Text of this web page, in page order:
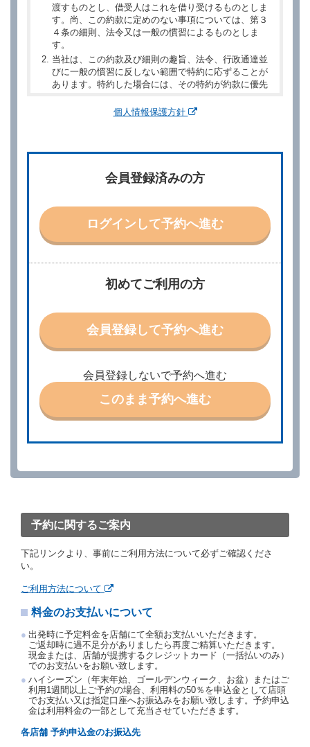
渡すものとし、借受人はこれを借り受けるものとしま
す。尚、この約款に定めのない事項については、第３
４条の細則、法令又は一般の慣習によるものとしま
す。
当社は、この約款及び細則の趣旨、法令、行政通達並
びに一般の慣習に反しない範囲で特約に応ずることが
あります。特約した場合には、その特約が約款に優先
別に定める料金表等に同意のうえ、別に定める方法に
他の借受条件（以下「借受条件」といいます。）を明
示して予約の申込みを行うことができます。なお、当
社は、電話連絡並びに電子メールによる予約に応じま
責任を負わないものとします。
当社は、借受人から予約の申込みがあったときは、原
則として、当社の保有するレンタカーの範囲内で予約
特に認める場合を除き、別に定める予約申込金を支払
うものとします。
第３条（予約の変更）
ときは、あらかじめ当社の承諾を受けなければならな
いものとします。
第４条（予約の取消し等）
ができます。
を１時間以上経過してもレンタカー貸渡契約（以下
約取消手数料を当社に支払うものとし、当社は、この
予約取消手数料の支払いがあったときは、受領済の予
約申込金を借受人に返還するものとします。
当社の都合により、予約が取り消されたとき、又は貸
約申込金を返還するものとします。
若しくは当社のいずれの責にもよらない事由により貸
たものとします。この場合、当社は受領済の予約申込
金を返還するものとします。
第５条（代替レンタカー）
当社は、借受人から予約のあった車種クラスのレンタ
カーを貸し渡すことができないときは、予約と異なる
車種クラスのレンタカー（以下「代替レンタカー」と
いいます。）の貸渡しを申し入れることができるもの
とします。
個人情報保護方針
初めてご利用の方
会員登録して予約へ進む
会員登録しないで予約へ進む
このまま予約へ進む
会員登録済みの方
ログインして予約へ進む
予約に関するご案内
下記リンクより、事前にご利用方法について必ずご確認くださ
い。
ご利用方法について
料金のお支払いについて
出発時に予定料金を店舗にて全額お支払いいただきます。
ご返却時に過不足分がありましたら再度ご精算いただきます。
現金または、店舗が提携するクレジットカード（一括払いのみ）
でのお支払いをお願い致します。
ハイシーズン（年末年始、ゴールデンウィーク、お盆）またはご
利用1週間以上ご予約の場合、利用料の50％を申込金として店頭
でお支払い又は指定口座へお振込みをお願い致します。予約申込
金は利用料金の一部として充当させていただきます。
各店舗 予約申込金のお振込先